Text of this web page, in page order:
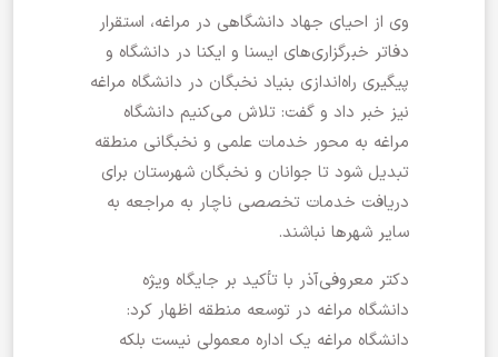
وی از احیای جهاد دانشگاهی در مراغه، استقرار
دفاتر خبرگزاری‌های ایسنا و ایکنا در دانشگاه و
پیگیری راه‌اندازی بنیاد نخبگان در دانشگاه مراغه
نیز خبر داد و گفت: تلاش می‌کنیم دانشگاه
مراغه به محور خدمات علمی و نخبگانی منطقه
تبدیل شود تا جوانان و نخبگان شهرستان برای
دریافت خدمات تخصصی ناچار به مراجعه به
سایر شهرها نباشند.
دکتر معروفی‌آذر با تأکید بر جایگاه ویژه
دانشگاه مراغه در توسعه منطقه اظهار کرد:
دانشگاه مراغه یک اداره معمولی نیست بلکه